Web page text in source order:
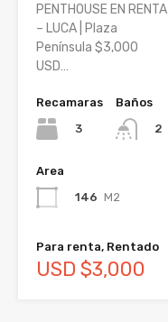
PENTHOUSE EN RENTA
– LUCA | Plaza
Península $3,000
USD…
Recamaras
3
Baños
2
Area
146 M2
Para renta, Rentado
USD $3,000